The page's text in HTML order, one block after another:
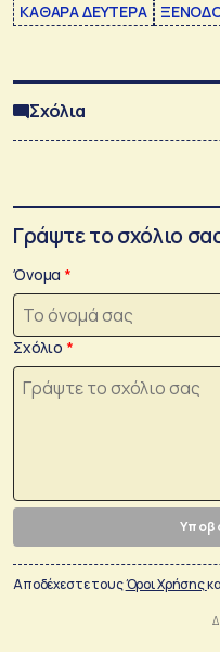
ΚΑΘΑΡΑ ΔΕΥΤΕΡΑ
Σχόλια
Γράψτε το σχόλιο
Όνομα
Σχόλιο
Αποδέχεστε τουςΌροι Χρήσης